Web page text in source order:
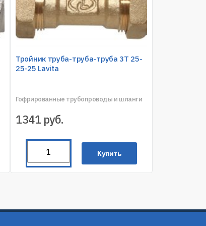
Тройник труба-труба-труба 3T 25-
25-25 Lavita
Гофрированные трубопроводы и шланги
1341 руб.
Купить